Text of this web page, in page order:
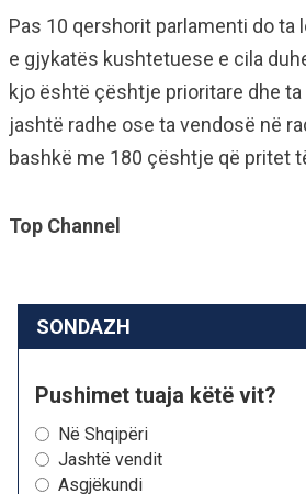
Pas 10 qershorit parlamenti do ta
e gjykatës kushtetuese e cila
kjo është çështje prioritare dhe
jashtë radhe ose ta vendosë në
bashkë me 180 çështje që pritet
Top Channel
SONDAZH
Pushimet tuaja këtë vit?
Në Shqipëri
Jashtë vendit
Asgjëkundi